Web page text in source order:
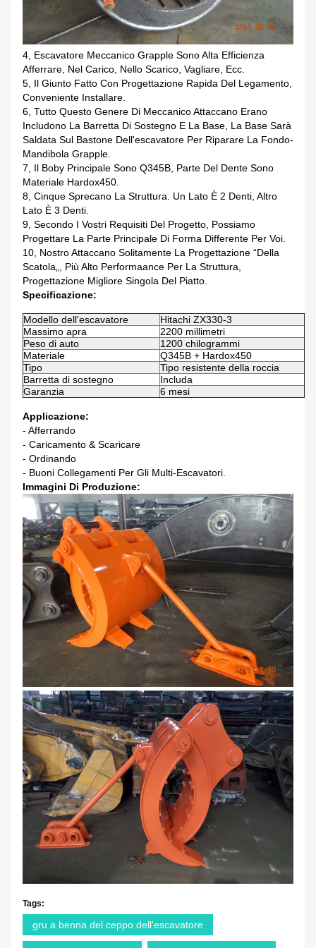
4, Escavatore Meccanico Grapple Sono Alta Efficienza
Afferrare, Nel Carico, Nello Scarico, Vagliare, Ecc.
5, Il Giunto Fatto Con Progettazione Rapida Del Legamento,
Conveniente Installare.
6, Tutto Questo Genere Di Meccanico Attaccano Erano
Includono La Barretta Di Sostegno E La Base, La Base Sarà
Saldata Sul Bastone Dell'escavatore Per Riparare La Fondo-
Mandibola Grapple.
7, Il Boby Principale Sono Q345B, Parte Del Dente Sono
Materiale Hardox450.
8, Cinque Sprecano La Struttura. Un Lato È 2 Denti, Altro
Lato È 3 Denti.
9, Secondo I Vostri Requisiti Del Progetto, Possiamo
Progettare La Parte Principale Di Forma Differente Per Voi.
10, Nostro Attaccano Solitamente La Progettazione “della
Scatola„, Più Alto Performaance Per La Struttura,
Progettazione Migliore Singola Del Piatto.
Specificazione:
Modello dell'escavatore
Hitachi ZX330-3
Massimo apra
2200 millimetri
Peso di auto
1200 chilogrammi
Materiale
Q345B + Hardox450
Tipo
Tipo resistente della roccia
Barretta di sostegno
Includa
Garanzia
6 mesi
Applicazione:
- Afferrando
- Caricamento & Scaricare
- Ordinando
- Buoni Collegamenti Per Gli Multi-Escavatori.
Immagini Di Produzione:
Tags:
gru a benna del ceppo dell'escavatore